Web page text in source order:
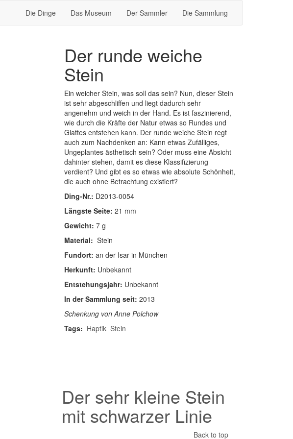
Die Dinge Das Museum Der Sammler Die Sammlung
Der runde weiche
Stein
Ein weicher Stein, was soll das sein? Nun, dieser Stein
ist sehr abgeschliffen und liegt dadurch sehr
angenehm und weich in der Hand. Es ist faszinierend,
wie durch die Kräfte der Natur etwas so Rundes und
Glattes entstehen kann. Der runde weiche Stein regt
auch zum Nachdenken an: Kann etwas Zufälliges,
Ungeplantes ästhetisch sein? Oder muss eine Absicht
dahinter stehen, damit es diese Klassifizierung
verdient? Und gibt es so etwas wie absolute Schönheit,
die auch ohne Betrachtung existiert?
Ding-Nr.: D2013-0054
Längste Seite: 21 mm
Gewicht: 7 g
Material: Stein
Fundort: an der Isar in München
Herkunft: Unbekannt
Entstehungsjahr: Unbekannt
In der Sammlung seit: 2013
Schenkung von Anne Polchow
Tags: Haptik Stein
Der sehr kleine Stein
mit schwarzer Linie
Back to top